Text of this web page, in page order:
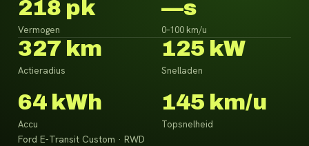
218 pk
Vermogen
—s
0–100 km/u
327 km
Actieradius
125 kW
Snelladen
64 kWh
Accu
145 km/u
Topsnelheid
Ford E-Transit Custom · RWD